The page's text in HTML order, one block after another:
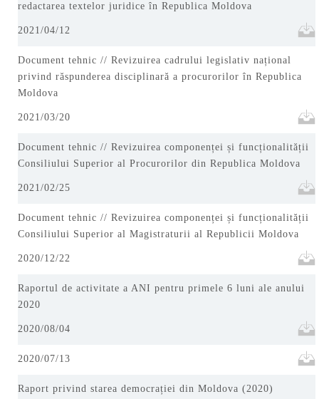
redactarea textelor juridice în Republica Moldova
2021/04/12
Document tehnic // Revizuirea cadrului legislativ național
privind răspunderea disciplinară a procurorilor în Republica
Moldova
2021/03/20
Document tehnic // Revizuirea componenței și funcționalității
Consiliului Superior al Procurorilor din Republica Moldova
2021/02/25
Document tehnic // Revizuirea componenței și funcționalității
Consiliului Superior al Magistraturii al Republicii Moldova
2020/12/22
Raportul de activitate a ANI pentru primele 6 luni ale anului
2020
2020/08/04
2020/07/13
Raport privind starea democrației din Moldova (2020)